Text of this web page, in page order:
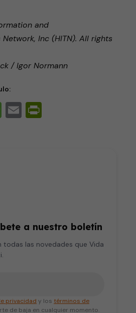
and
Inc (HITN). All rights
/ Igor Normann
Message
Email
a nuestro boletín
todas las novedades que Vida
privacidad y los términos de
de baja en cualquier momento.